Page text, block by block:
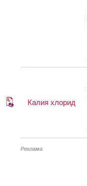
Калия хлорид
Реклама